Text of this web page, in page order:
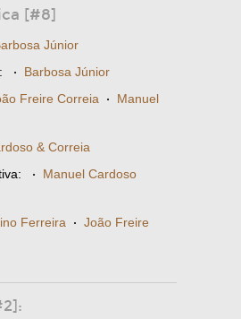
[#8]
Júnior
· Barbosa Júnior
Freire Correia · Manuel
& Correia
· Manuel Cardoso
Ferreira · João Freire